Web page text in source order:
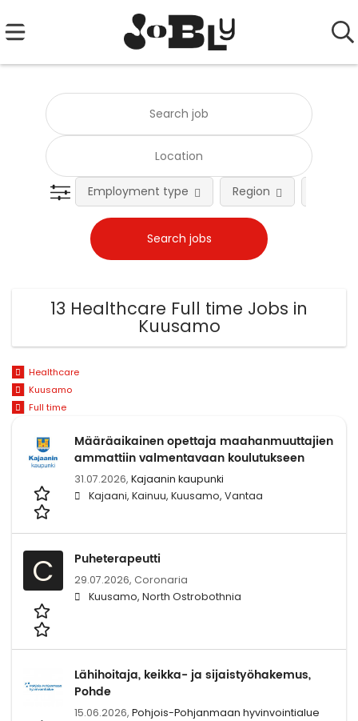
Employment type Region
13 Healthcare Full time Jobs in
Kuusamo
Healthcare
Kuusamo
Full time
Määräaikainen opettaja maahanmuuttajien
ammattiin valmentavaan koulutukseen
31.07.2026, Kajaanin kaupunki
Kajaani, Kainuu, Kuusamo, Vantaa
C Puheterapeutti
29.07.2026, Coronaria
Kuusamo, North Ostrobothnia
Lähihoitaja, keikka- ja sijaistyöhakemus,
Pohde
15.06.2026, Pohjois-Pohjanmaan hyvinvointialue